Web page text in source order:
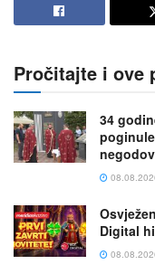
Pročitajte i ove
34
Digital